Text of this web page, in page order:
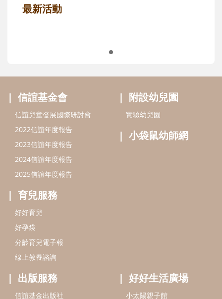
最新活動
信誼基金會
信誼兒童發展國際研討會
2022信誼年度報告
2023信誼年度報告
2024信誼年度報告
2025信誼年度報告
育兒服務